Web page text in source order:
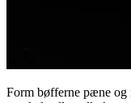
Form bøfferne pæne og